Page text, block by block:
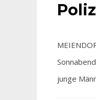
junge